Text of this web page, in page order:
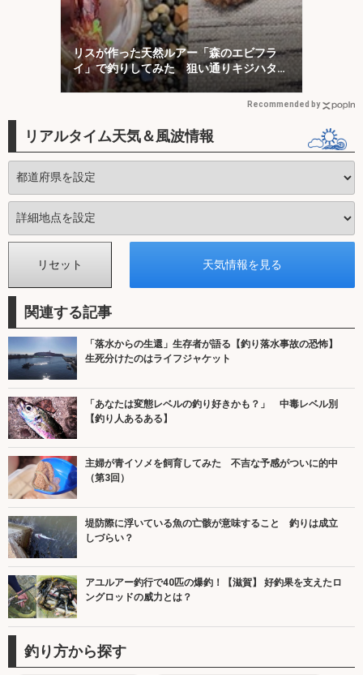
リスが作った天然ルアー「森のエビフラ
イ」で釣りしてみた 狙い通りキジハタが
ヒット！
Recommended by
リアルタイム天気＆風波情報
関連する記事
「落水からの生還」生存者が語る【釣り落水事故の恐怖】
生死分けたのはライフジャケット
「あなたは変態レベルの釣り好きかも？」 中毒レベル別
【釣り人あるある】
主婦が青イソメを飼育してみた 不吉な予感がついに的中
（第3回）
堤防際に浮いている魚の亡骸が意味すること 釣りは成立
しづらい？
アユルアー釣行で40匹の爆釣！【滋賀】 好釣果を支えたロ
ングロッドの威力とは？
釣り方から探す